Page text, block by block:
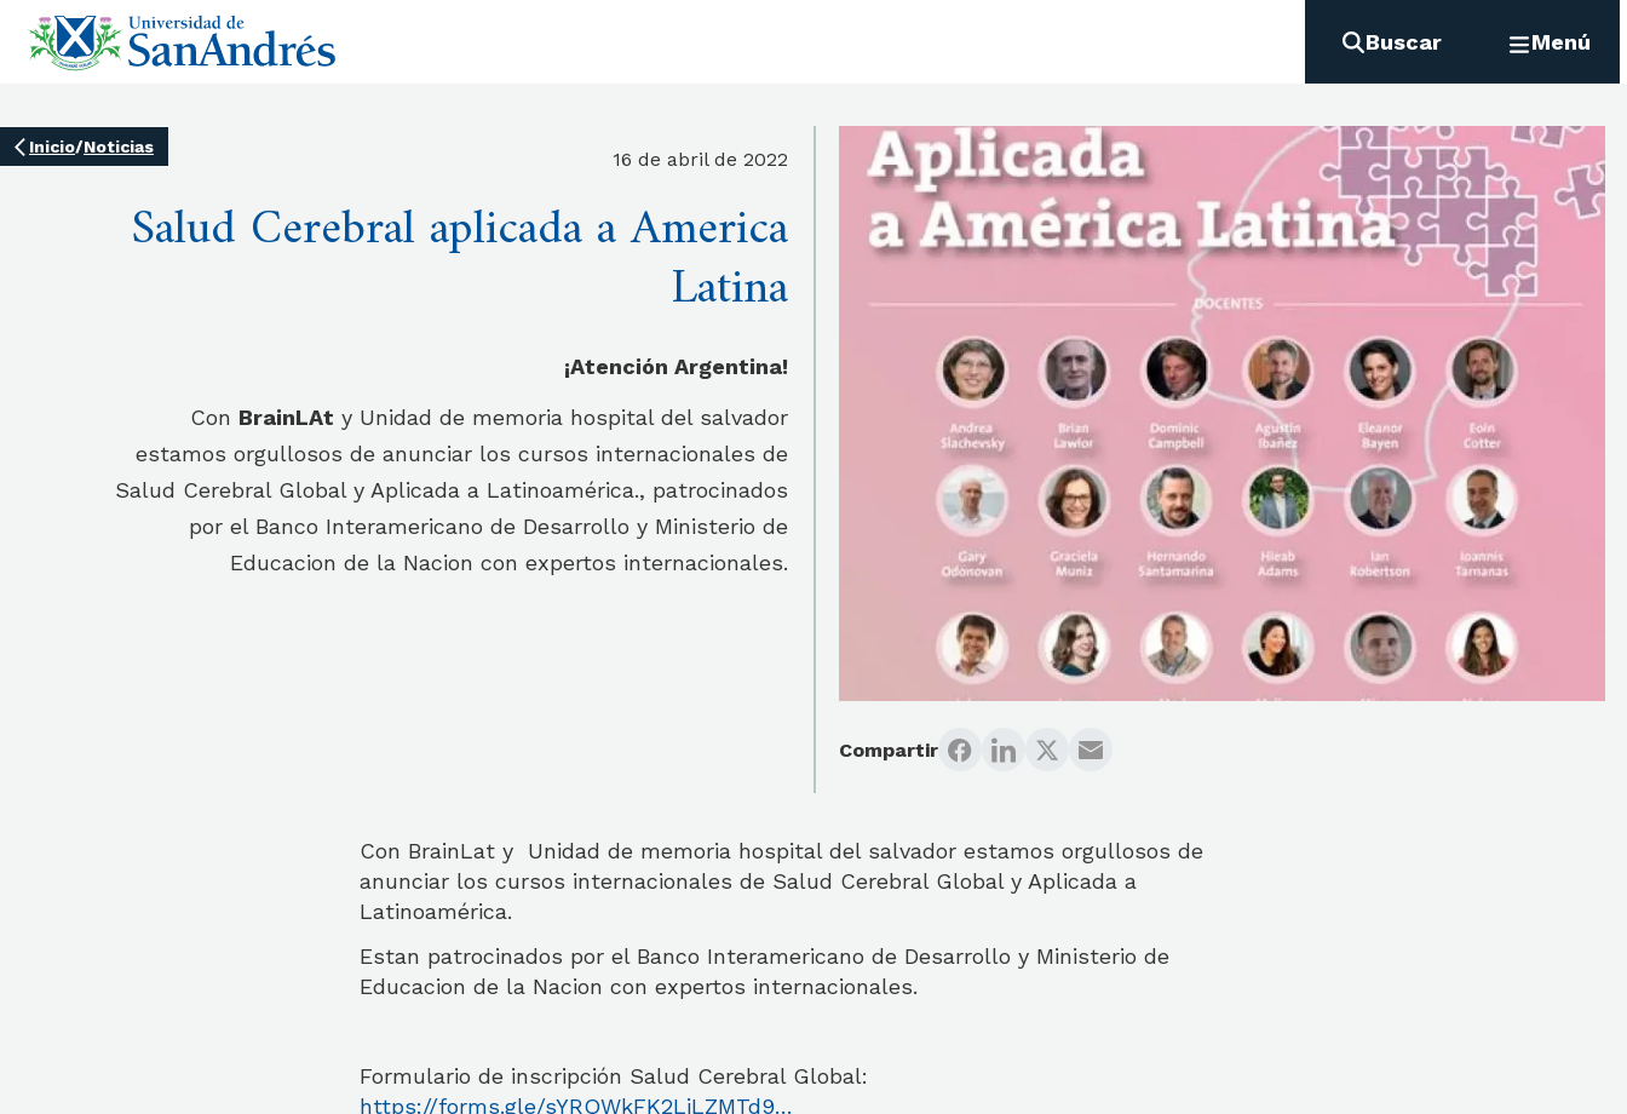
Buscar Menú
Inicio/Noticias
16 de abril de 2022
Salud Cerebral aplicada a America
Latina
¡Atención Argentina!
Con BrainLAt y Unidad de memoria hospital del salvador
estamos orgullosos de anunciar los cursos internacionales de
Salud Cerebral Global y Aplicada a Latinoamérica., patrocinados
por el Banco Interamericano de Desarrollo y Ministerio de
Educacion de la Nacion con expertos internacionales.
Compartir
Con BrainLat y Unidad de memoria hospital del salvador estamos orgullosos de
anunciar los cursos internacionales de Salud Cerebral Global y Aplicada a
Latinoamérica.
Estan patrocinados por el Banco Interamericano de Desarrollo y Ministerio de
Educacion de la Nacion con expertos internacionales.
Formulario de inscripción Salud Cerebral Global:
https://forms.gle/sYRQWkFK2LjLZMTd9…